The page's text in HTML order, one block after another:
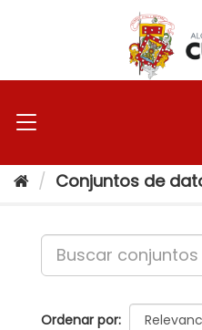
Conjuntos de
Ordenar por